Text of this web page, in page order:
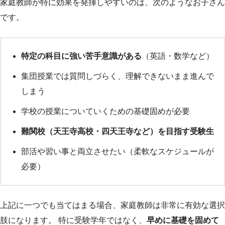
家庭教師が特に効果を発揮しやすいのは、次のようなお子さん
です。
特定の科目に強い苦手意識がある （英語・数学など）
集団授業では質問しづらく、理解できないまま進んで
しまう
学校の授業についていくための基礎固めが必要
難関校（天王寺高校・四天王寺など）を目指す受験生
部活や習い事と両立させたい（柔軟なスケジュールが
必要）
上記に一つでも当てはまる場合、家庭教師は非常に有効な選択
肢になります。 特に受験学年ではなく、 早めに基礎を固めて